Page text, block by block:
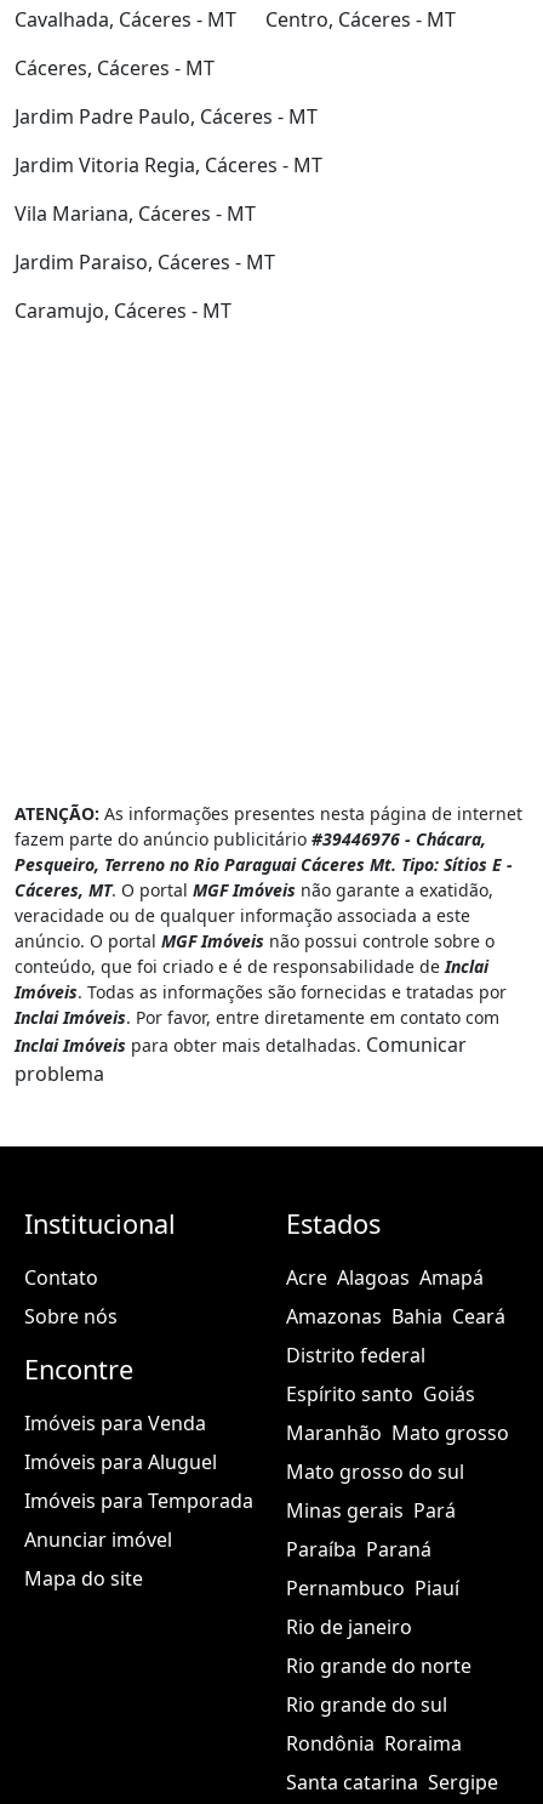
Cavalhada, Cáceres - MT
Centro, Cáceres - MT
Cáceres, Cáceres - MT
Jardim Padre Paulo, Cáceres - MT
Jardim Vitoria Regia, Cáceres - MT
Vila Mariana, Cáceres - MT
Jardim Paraiso, Cáceres - MT
Caramujo, Cáceres - MT
ATENÇÃO: As informações presentes nesta página de internet
fazem parte do anúncio publicitário #39446976 - Chácara,
Pesqueiro, Terreno no Rio Paraguai Cáceres Mt. Tipo: Sítios E -
Cáceres, MT. O portal MGF Imóveis não garante a exatidão,
veracidade ou de qualquer informação associada a este
anúncio. O portal MGF Imóveis não possui controle sobre o
conteúdo, que foi criado e é de responsabilidade deInclai
Imóveis. Todas as informações são fornecidas e tratadas por
Inclai Imóveis. Por favor, entre diretamente em contato com
Inclai Imóveis para obter mais detalhadas. Comunicar
problema
Institucional
Contato
Sobre nós
Encontre
Imóveis para Venda
Imóveis para Aluguel
Imóveis para Temporada
Anunciar imóvel
Mapa do site
Estados
Acre Alagoas Amapá
Amazonas Bahia Ceará
Distrito federal
Espírito santo Goiás
Maranhão Mato grosso
Mato grosso do sul
Minas gerais Pará
Paraíba Paraná
Pernambuco Piauí
Rio de janeiro
Rio grande do norte
Rio grande do sul
Rondônia Roraima
Santa catarina Sergipe